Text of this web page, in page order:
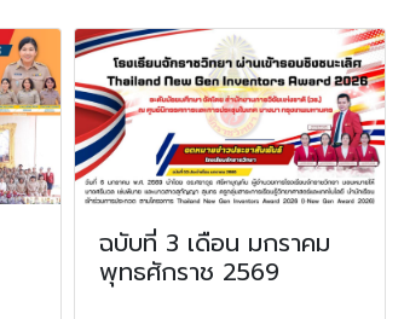
ฉบับที่ 3 เดือน มกราคม
พุทธศักราช 2569